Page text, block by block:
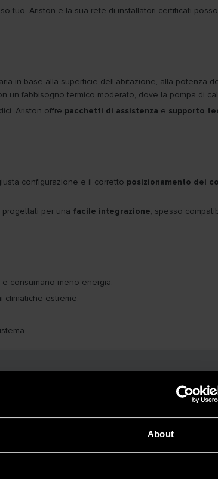
About
tuo. Ariston e la sua rete di installatori certificati
in base alla superficie dell’abitazione, alla potenza
un fabbisogno termico moderato, dove la pompa di
Ariston offre pacchetti di assistenza e supporto
configurazione e il corretto posizionamento dei
progettati per una facile integrazione, spesso
consumano meno energia.
climatiche estreme.